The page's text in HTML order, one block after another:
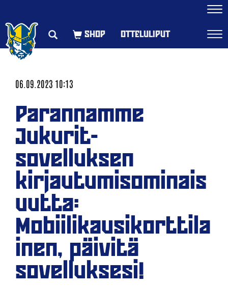
OTTELULIPUT
06.09.2023 10:13
Parannamme
Jukurit-
sovelluksen
kirjautumisominais
uutta:
Mobiilikausikorttila
inen, päivitä
sovelluksesi!